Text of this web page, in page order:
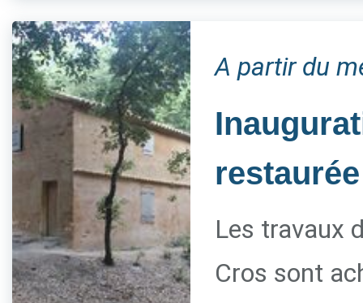
A partir du
Les travaux
Cros sont